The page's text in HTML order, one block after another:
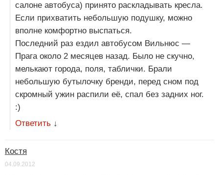
салоне автобуса) принято раскладывать кресла.
Если прихватить небольшую подушку, можно
вполне комфортно выспаться.
Последний раз ездил автобусом Вильнюс —
Прага около 2 месяцев назад. Было не скучно,
мелькают города, поля, таблички. Брали
небольшую бутылочку бренди, перед сном под
скромный ужин распили её, спал без задних ног.
:)
Ответить ↓
Костя
04.09.2012